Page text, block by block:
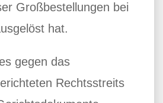
Großbestellungen bei
hat.
gegen das
Rechtsstreits